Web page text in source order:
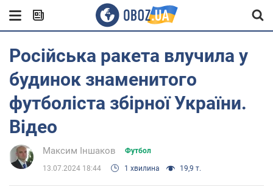
Російська ракета влучила у
будинок знаменитого
футболіста збірної України.
Відео
Максим Іншаков Футбол
13.07.2024 18:44 1 хвилина 19,9 т.